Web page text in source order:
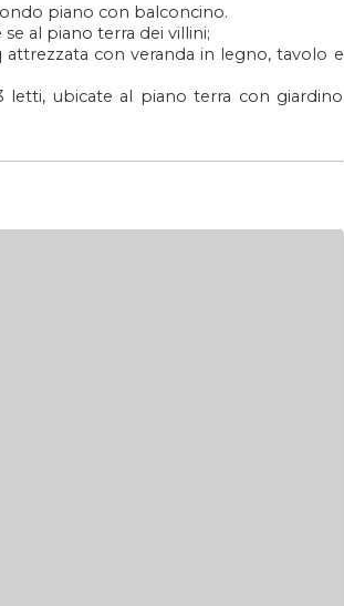
piano con balconcino.
al piano terra dei villini;
con veranda in legno, tavolo e
ubicate al piano terra con giardino